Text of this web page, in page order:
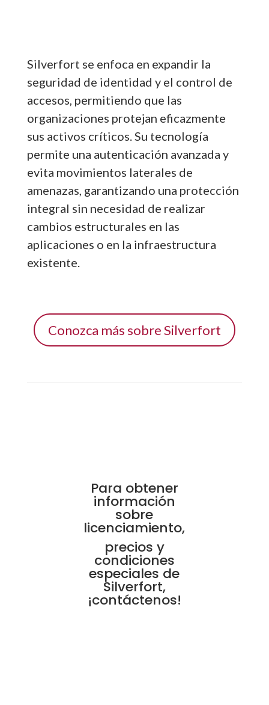
Silverfort se enfoca en expandir la
seguridad de identidad y el control de
accesos, permitiendo que las
organizaciones protejan eficazmente
sus activos críticos. Su tecnología
permite una autenticación avanzada y
evita movimientos laterales de
amenazas, garantizando una protección
integral sin necesidad de realizar
cambios estructurales en las
aplicaciones o en la infraestructura
existente.
Conozca más sobre Silverfort
Para obtener
información
sobre
licenciamiento,
precios y
condiciones
especiales de
Silverfort,
¡contáctenos!